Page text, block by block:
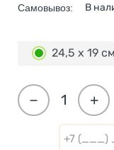
Самовывоз: В
24,5 х 19 см
+
−